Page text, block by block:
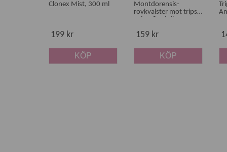
Clonex Mist, 300 ml
199 kr
KÖP
Montdorensis-
rovkvalster mot trips,
159 kr
KÖP